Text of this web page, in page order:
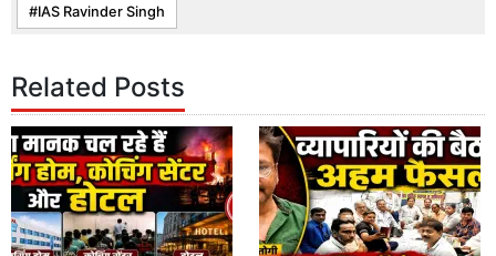
IAS Ravinder Singh
Related Posts